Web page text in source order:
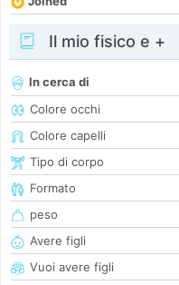
Il mio fisico e +
In cerca di
Colore occhi
Colore capelli
Tipo di corpo
Formato
peso
Avere figli
Vuoi avere figli